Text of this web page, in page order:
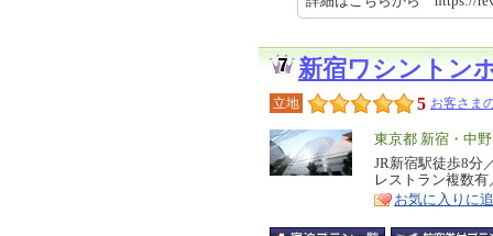
新宿ワシントン
立地 5 お客さま
エ
リ
ア
東京都 新宿・中
特
徴
JR新宿駅徒歩8分
レストラン複数
お気に入りに